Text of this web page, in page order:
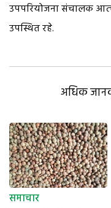
उपपरियोजना संचालक
उपस्थित रहे.
अधिक
समाचार